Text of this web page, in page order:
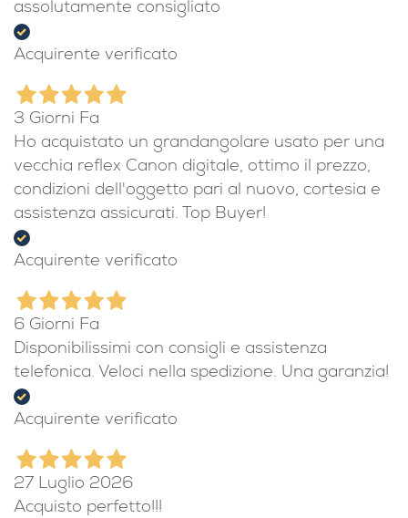
assolutamente consigliato
Acquirente verificato
3 Giorni Fa
Ho acquistato un grandangolare usato per una
vecchia reflex Canon digitale, ottimo il prezzo,
condizioni dell'oggetto pari al nuovo, cortesia e
assistenza assicurati. Top Buyer!
Acquirente verificato
6 Giorni Fa
Disponibilissimi con consigli e assistenza
telefonica. Veloci nella spedizione. Una garanzia!
Acquirente verificato
27 Luglio 2026
Acquisto perfetto!!!